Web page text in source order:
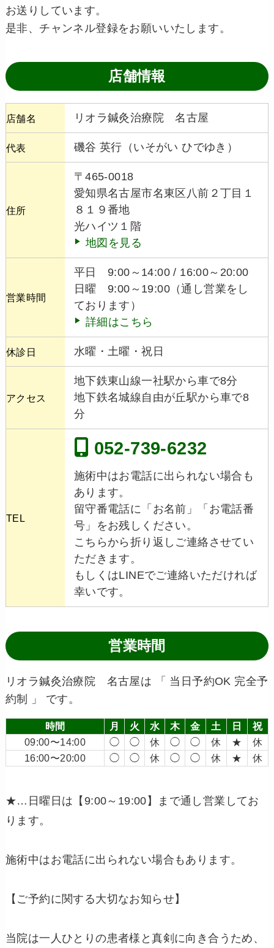
お送りしています。
是非、チャンネル登録をお願いいたします。
店舗情報
店舗名 リオラ鍼灸治療院 名古屋
代表 磯谷 英行（いそがい ひでゆき）
住所
〒465-0018
愛知県名古屋市名東区八前２丁目１
８１９番地
光ハイツ１階
地図を見る
営業時間
平日 9:00～14:00 / 16:00～20:00
日曜 9:00～19:00（通し営業をし
ております）
詳細はこちら
休診日 水曜・土曜・祝日
アクセス
地下鉄東山線一社駅から車で8分
地下鉄名城線自由が丘駅から車で8
分
TEL
052-739-6232
施術中はお電話に出られない場合も
あります。
留守番電話に「お名前」「お電話番
号」をお残しください。
こちらから折り返しご連絡させてい
ただきます。
もしくはLINEでご連絡いただければ
幸いです。
営業時間
リオラ鍼灸治療院 名古屋は 「 当日予約OK 完全予
約制 」 です。
時間 月 火 水 木 金 土 日
祝
09:00〜14:00
◯ ◯ 休 ◯ ◯ 休 ★
休
16:00〜20:00
◯ ◯ 休 ◯ ◯ 休 ★ 休
★…日曜日は【9:00～19:00】まで通し営業してお
ります。
施術中はお電話に出られない場合もあります。
【ご予約に関する大切なお知らせ】
当院は一人ひとりの患者様と真剣に向き合うため、